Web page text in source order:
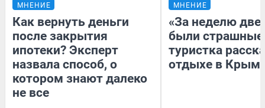
МНЕНИЕ
Как вернуть деньги
после закрытия
ипотеки? Эксперт
назвала способ, о
котором знают далеко
не все
МНЕНИЕ
«За неделю две
были
туристка
отдыхе в